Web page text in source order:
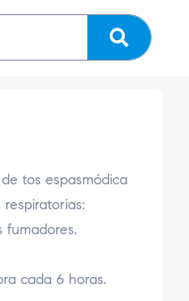
tos espasmódica
fumadores.
cada 6 horas.